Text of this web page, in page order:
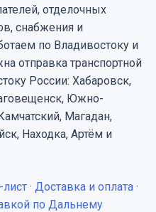
отделочных
снабжения и
по Владивостоку и
отправка транспортной
России: Хабаровск,
Южно-
Магадан,
Находка, Артём и
· Доставка и оплата ·
по Дальнему